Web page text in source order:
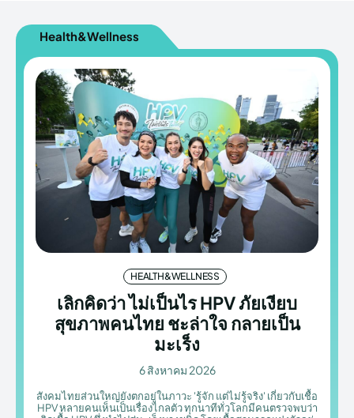
Health&Wellness
HEALTH&WELLNESS
เลิกคิดว่า ไม่เป็นไร HPV ภัยเงียบ
สุขภาพคนไทย ชะล่าใจ กลายเป็น
มะเร็ง
6 สิงหาคม 2026
สังคมไทยส่วนใหญ่ยังตกอยู่ในภาวะ 'รู้จัก แต่ไม่รู้จริง' เกี่ยวกับเชื้อ
HPV หลายคนเห็นเป็นเรื่องไกลตัว ทุกนาทีทั่วโลกมีคนตรวจพบว่า